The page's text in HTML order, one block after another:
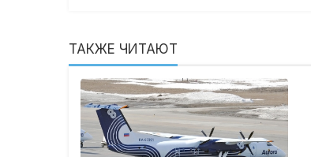
ТАКЖЕ ЧИТАЮТ